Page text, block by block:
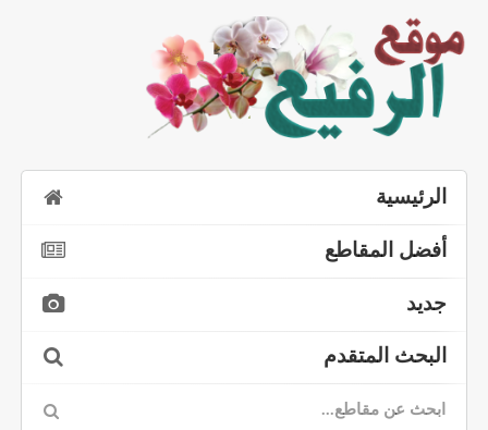
الرئيسية
أفضل المقاطع
جديد
البحث المتقدم